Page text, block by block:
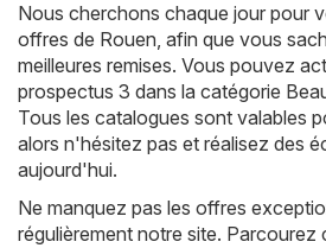
Nous cherchons chaque jour pour
offres de Rouen, afin que vous
meilleures remises. Vous pouvez
prospectus 3 dans la catégorie
Tous les catalogues sont valables
alors n'hésitez pas et réalisez des
aujourd'hui.
Ne manquez pas les offres
régulièrement notre site. Parcourez